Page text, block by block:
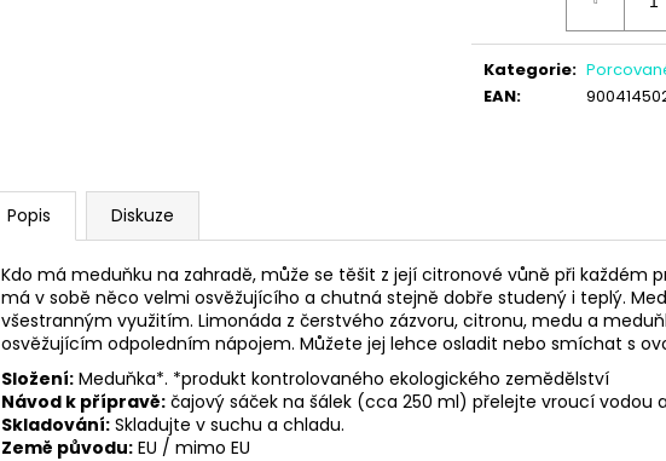
Kategorie:
EAN:
Popis Diskuze
Kdo má meduňku na zahradě, může se těšit z její citronové vůně při každém
má v sobě něco velmi osvěžujícího a chutná stejně dobře studený i teplý.
všestranným využitím. Limonáda z čerstvého zázvoru, citronu, medu a
osvěžujícím odpoledním nápojem. Můžete jej lehce osladit nebo smíchat s
Složení: Meduňka*. *produkt kontrolovaného ekologického zemědělství
Návod k přípravě: čajový sáček na šálek (cca 250 ml) přelejte vroucí vodou
Skladování: Skladujte v suchu a chladu.
Země původu: EU / mimo EU